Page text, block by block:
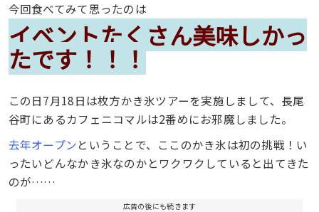
今回食べてみて思ったのは
イベントたくさん美味しかっ
たです！！！
この日7月18日は枚方かき氷ツアーを実施しまして、長尾
谷町にあるカフェニコマルは2番めにお邪魔しました。
去年オープンということで、ここのかき氷は初の挑戦！い
ったいどんなかき氷なのかとワクワクしていると出てきた
のが……
広告の後にも続きます